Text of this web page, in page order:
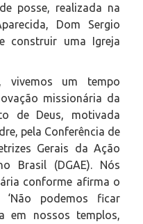
posse, realizada na
Dom Sergio
construir uma Igreja
vivemos um tempo
missionária da
de Deus, motivada
pela Conferência de
Gerais da Ação
Brasil (DGAE). Nós
conforme afirma o
‘Não podemos ficar
em nossos templos,